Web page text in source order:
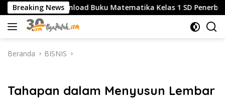
Langsung
ke
konten
Breaking News
Download Buku Matematika Kelas 1 SD Penerbit Erlangga
Beranda BISNIS
Tahapan dalam Menyusun Lembar